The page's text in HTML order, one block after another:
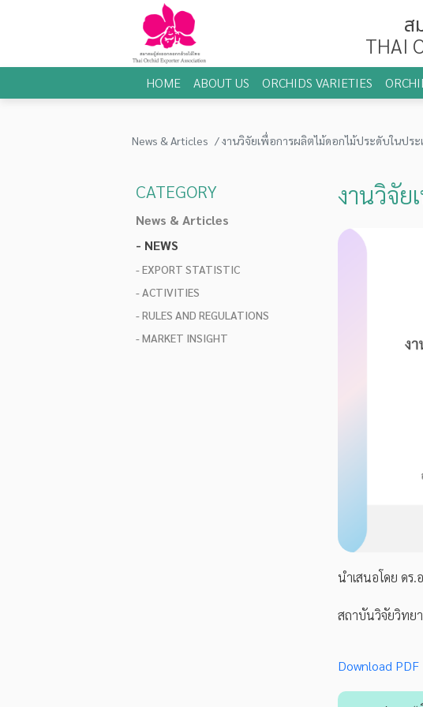
ส
THAI
HOME ABOUT US ORCHIDS VARIETIES
News & Articles งานวิจัยเพื่อการผลิตไม้ดอกไม้ประดับในประ
CATEGORY
News & Articles
- NEWS
- EXPORT STATISTIC
- ACTIVITIES
- RULES AND REGULATIONS
- MARKET INSIGHT
งานวิจัย
นำเสนอโดย ดร
สถาบันวิจัยวิทย
Download PDF